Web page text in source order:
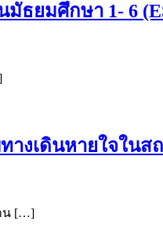
ธยมศึกษา 1- 6
งเดินหายใจในส
น […]